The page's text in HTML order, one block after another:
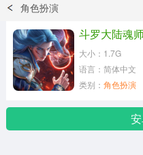
动作射击
冒险解谜
体育竞技
角色扮演
斗罗大陆魂
大小：1.7G
语言：简体中文
类别： 角色扮演